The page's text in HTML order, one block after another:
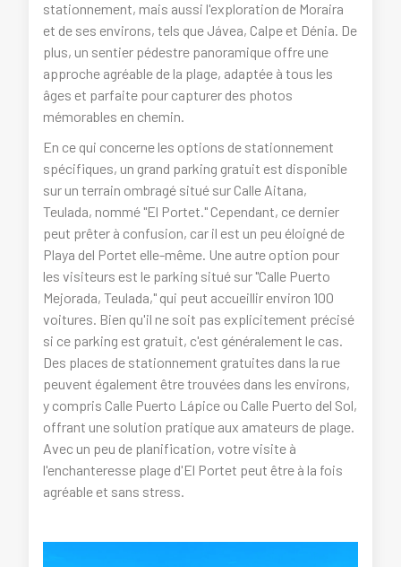
stationnement, mais aussi l'exploration de Moraira
et de ses environs, tels que Jávea, Calpe et Dénia. De
plus, un sentier pédestre panoramique offre une
approche agréable de la plage, adaptée à tous les
âges et parfaite pour capturer des photos
mémorables en chemin.
En ce qui concerne les options de stationnement
spécifiques, un grand parking gratuit est disponible
sur un terrain ombragé situé sur Calle Aitana,
Teulada, nommé "El Portet." Cependant, ce dernier
peut prêter à confusion, car il est un peu éloigné de
Playa del Portet elle-même. Une autre option pour
les visiteurs est le parking situé sur "Calle Puerto
Mejorada, Teulada," qui peut accueillir environ 100
voitures. Bien qu'il ne soit pas explicitement précisé
si ce parking est gratuit, c'est généralement le cas.
Des places de stationnement gratuites dans la rue
peuvent également être trouvées dans les environs,
y compris Calle Puerto Lápice ou Calle Puerto del Sol,
offrant une solution pratique aux amateurs de plage.
Avec un peu de planification, votre visite à
l'enchanteresse plage d'El Portet peut être à la fois
agréable et sans stress.